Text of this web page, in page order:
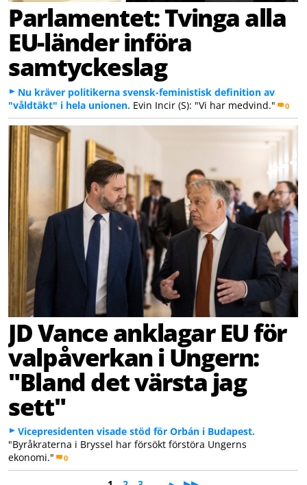
Parlamentet: Tvinga alla
EU-länder införa
samtyckeslag
Nu kräver politikerna svensk-feministisk definition av
"våldtäkt" i hela unionen. Evin Incir (S): "Vi har medvind." 0
JD Vance anklagar EU för
valpåverkan i Ungern:
"Bland det värsta jag
sett"
Vicepresidenten visade stöd för Orbán i Budapest.
"Byråkraterna i Bryssel har försökt förstöra Ungerns
ekonomi."
0